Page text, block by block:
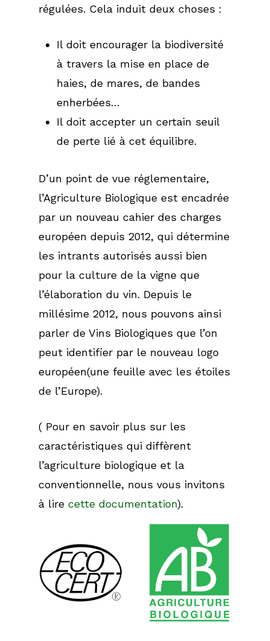
régulées. Cela induit deux choses :
Il doit encourager la biodiversité
à travers la mise en place de
haies, de mares, de bandes
enherbées…
Il doit accepter un certain seuil
de perte lié à cet équilibre.
D’un point de vue réglementaire,
l’Agriculture Biologique est encadrée
par un nouveau cahier des charges
européen depuis 2012, qui détermine
les intrants autorisés aussi bien
pour la culture de la vigne que
l’élaboration du vin. Depuis le
millésime 2012, nous pouvons ainsi
parler de Vins Biologiques que l’on
peut identifier par le nouveau logo
européen(une feuille avec les étoiles
de l’Europe).
( Pour en savoir plus sur les
caractéristiques qui diffèrent
l’agriculture biologique et la
conventionnelle, nous vous invitons
à lirecette documentation).
Accueil